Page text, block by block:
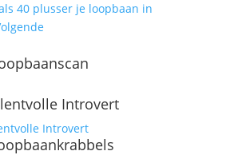
40 plusser je loopbaan in
Introvert